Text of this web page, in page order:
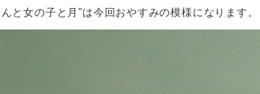
と女の子と月”は今回おやすみの模様になります。